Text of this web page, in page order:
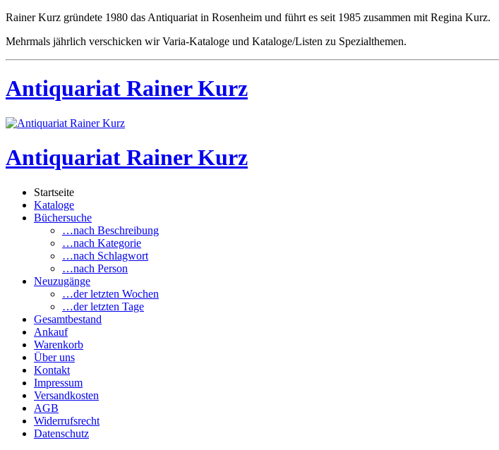
Rainer Kurz gründete 1980 das Antiquariat in Rosenheim und führt es seit 1985 zusammen mit Regina Kurz.
Mehrmals jährlich verschicken wir Varia-Kataloge und Kataloge/Listen zu Spezialthemen.
Antiquariat Rainer Kurz
Antiquariat Rainer Kurz
Startseite
Kataloge
Büchersuche
…nach Beschreibung
…nach Kategorie
…nach Schlagwort
…nach Person
Neuzugänge
…der letzten Wochen
…der letzten Tage
Gesamtbestand
Ankauf
Warenkorb
Über uns
Kontakt
Impressum
Versandkosten
AGB
Widerrufsrecht
Datenschutz